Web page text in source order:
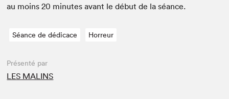
au moins20 min­utes avant le début de la séance.
Séance de dédicace Horreur
Présenté par
LES MALINS